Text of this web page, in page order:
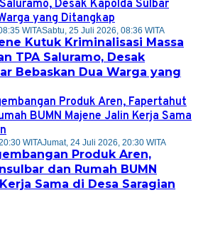
WITASabtu, 25 Juli 2026, 08:36 WITA
Kutuk Kriminalisasi Massa
TPA Saluramo, Desak
Bebaskan Dua Warga yang
WITAJumat, 24 Juli 2026, 20:30 WITA
Produk Aren,
dan Rumah BUMN
Sama di Desa Saragian